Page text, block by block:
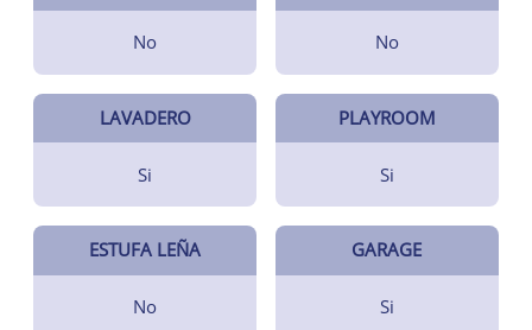
No No
LAVADERO
Si
PLAYROOM
Si
ESTUFA LEÑA
No
GARAGE
Si